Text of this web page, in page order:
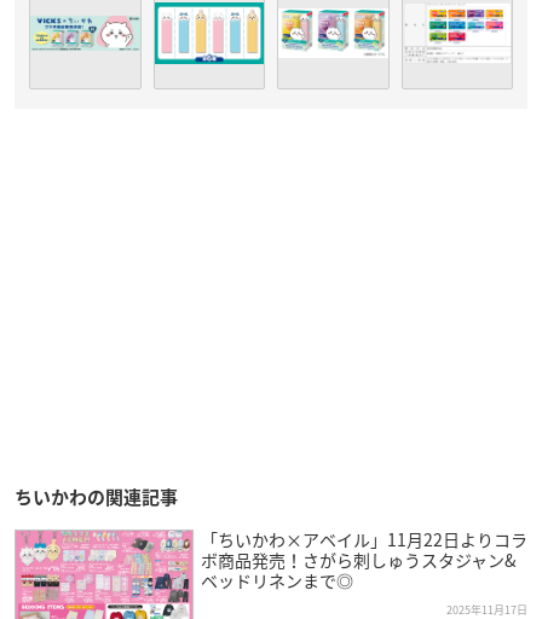
ちいかわの関連記事
「ちいかわ×アベイル」11月22日よりコラ
ボ商品発売！さがら刺しゅうスタジャン&
ベッドリネンまで◎
2025年11月17日